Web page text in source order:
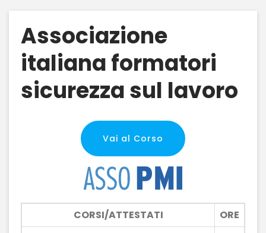
Associazione
italiana formatori
sicurezza sul lavoro
Vai al Corso
CORSI/ATTESTATI
ORE